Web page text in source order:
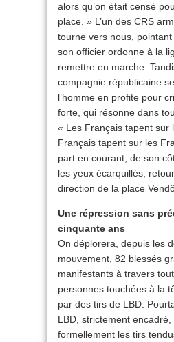
alors qu’on était censé
place. » L’un des CRS
tourne vers nous,
son officier ordonne à la
remettre en marche.
compagnie républicaine
l’homme en profite pour
forte, qui résonne dans
« Les Français tapent sur
Français tapent sur les
part en courant, de son
les yeux écarquillés,
direction de la place
Une répression sans
cinquante ans
On déplorera, depuis les
mouvement, 82 blessés
manifestants à travers
personnes touchées à la
par des tirs de LBD.
LBD, strictement encadré,
formellement les tirs